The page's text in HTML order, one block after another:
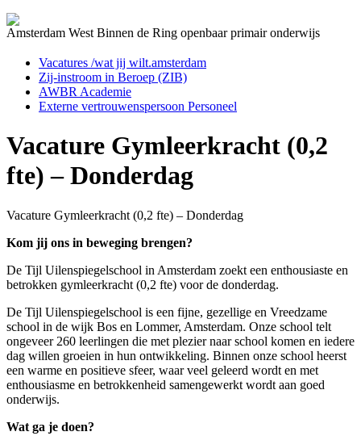
Amsterdam West Binnen de Ring openbaar primair onderwijs
Vacatures /wat jij wilt.amsterdam
Zij-instroom in Beroep (ZIB)
AWBR Academie
Externe vertrouwenspersoon Personeel
Vacature Gymleerkracht (0,2
fte) – Donderdag
Vacature Gymleerkracht (0,2 fte) – Donderdag
Kom jij ons in beweging brengen?
De Tijl Uilenspiegelschool in Amsterdam zoekt een enthousiaste en
betrokken gymleerkracht (0,2 fte) voor de donderdag.
De Tijl Uilenspiegelschool is een fijne, gezellige en Vreedzame
school in de wijk Bos en Lommer, Amsterdam. Onze school telt
ongeveer 260 leerlingen die met plezier naar school komen en iedere
dag willen groeien in hun ontwikkeling. Binnen onze school heerst
een warme en positieve sfeer, waar veel geleerd wordt en met
enthousiasme en betrokkenheid samengewerkt wordt aan goed
onderwijs.
Wat ga je doen?